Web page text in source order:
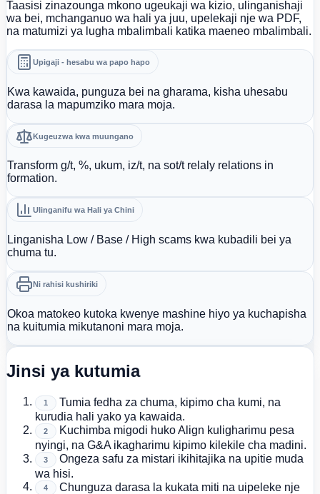
Taasisi zinazounga mkono ugeukaji wa kizio, ulinganishaji
wa bei, mchanganuo wa hali ya juu, upelekaji nje wa PDF,
na matumizi ya lugha mbalimbali katika maeneo mbalimbali.
Upigaji - hesabu wa papo hapo
Kwa kawaida, punguza bei na gharama, kisha uhesabu
darasa la mapumziko mara moja.
Kugeuzwa kwa muungano
Transform g/t, %, ukum, iz/t, na sot/t relaly relations in
formation.
Ulinganifu wa Hali ya Chini
Linganisha Low / Base / High scams kwa kubadili bei ya
chuma tu.
Ni rahisi kushiriki
Okoa matokeo kutoka kwenye mashine hiyo ya kuchapisha
na kuitumia mikutanoni mara moja.
Jinsi ya kutumia
1
Tumia fedha za chuma, kipimo cha kumi, na
kurudia hali yako ya kawaida.
2
Kuchimba migodi huko Align kuligharimu pesa
nyingi, na G&A ikagharimu kipimo kilekile cha madini.
3
Ongeza safu za mistari ikihitajika na upitie muda
wa hisi.
4
Chunguza darasa la kukata miti na uipeleke nje